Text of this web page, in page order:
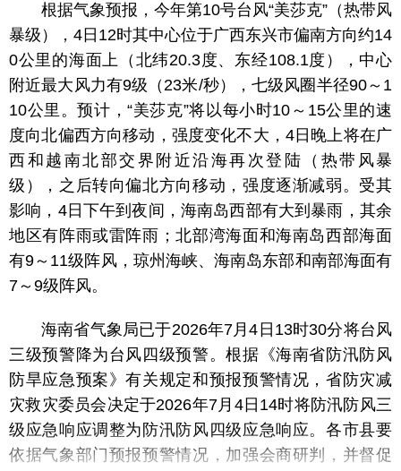
根据气象预报，今年第10号台风“美莎克”（热带风
暴级），4日12时其中心位于广西东兴市偏南方向约14
0公里的海面上（北纬20.3度、东经108.1度），中心
附近最大风力有9级（23米/秒），七级风圈半径90～1
10公里。预计，“美莎克”将以每小时10～15公里的速
度向北偏西方向移动，强度变化不大，4日晚上将在广
西和越南北部交界附近沿海再次登陆（热带风暴
级），之后转向偏北方向移动，强度逐渐减弱。受其
影响，4日下午到夜间，海南岛西部有大到暴雨，其余
地区有阵雨或雷阵雨；北部湾海面和海南岛西部海面
有9～11级阵风，琼州海峡、海南岛东部和南部海面有
7～9级阵风。
海南省气象局已于2026年7月4日13时30分将台风
三级预警降为台风四级预警。根据《海南省防汛防风
防旱应急预案》有关规定和预报预警情况，省防灾减
灾救灾委员会决定于2026年7月4日14时将防汛防风三
级应急响应调整为防汛防风四级应急响应。各市县要
依据气象部门预报预警情况，加强会商研判，并督促